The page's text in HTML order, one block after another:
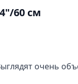
60 см
очень